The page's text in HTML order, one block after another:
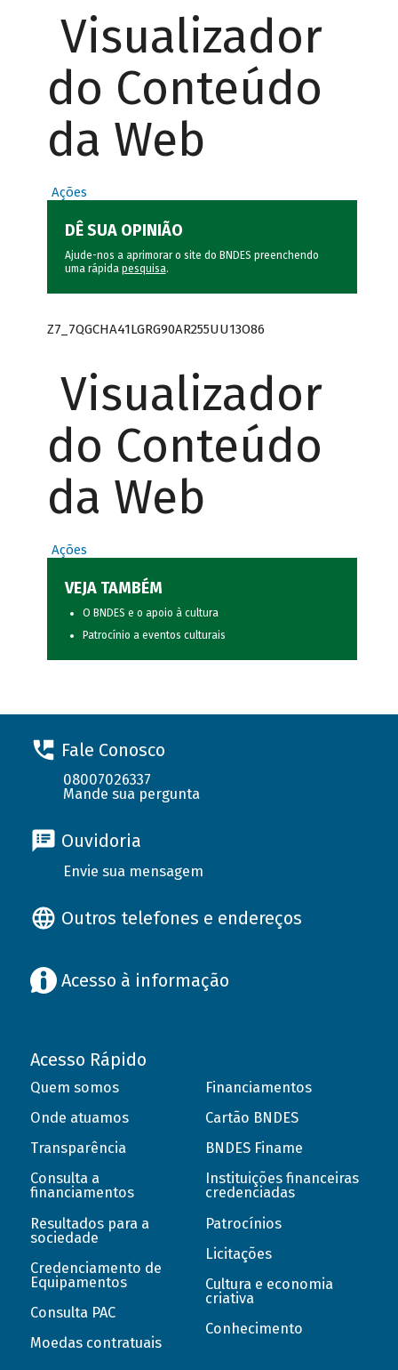
Visualizador
do Conteúdo
da Web
Ações
DÊ SUA OPINIÃO
Ajude-nos a aprimorar o site do BNDES preenchendo
uma rápida pesquisa.
Z7_7QGCHA41LGRG90AR255UU13O86
Visualizador
do Conteúdo
da Web
Ações
VEJA TAMBÉM
O BNDES e o apoio à cultura
Patrocínio a eventos culturais
Fale Conosco
08007026337
Mande sua pergunta
Ouvidoria
Envie sua mensagem
Outros telefones e endereços
Acesso à informação
Acesso Rápido
Quem somos
Onde atuamos
Transparência
Consulta a
financiamentos
Resultados para a
sociedade
Credenciamento de
Equipamentos
Consulta PAC
Moedas contratuais
Financiamentos
Cartão BNDES
BNDES Finame
Instituições financeiras
credenciadas
Patrocínios
Licitações
Cultura e economia
criativa
Conhecimento